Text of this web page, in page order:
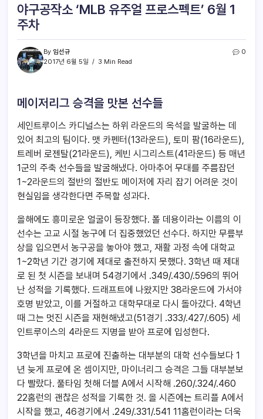
야구공작소 ‘MLB 유주얼 프로스펙트’ 6월 1
주차
By 임선규
2017년 6월 5일
3 Min Read
0
메이저리그 승격을 맛본 선수들
세인트루이스 카디널스는 하위 라운드의 옥석을 발굴하는 데
있어 최고의 팀이다. 맷 카펜터(13라운드), 토미 팜(16라운드),
트레버 로젠탈(21라운드), 케빈 시그리스트(41라운드) 등 매년
1군의 주축 선수들을 발굴해냈다. 아마추어 무대를 주름잡던
1~2라운드의 절반의 절반도 메이저에 자리 잡기 어려운 것이
현실임을 생각한다면 주목할 성과다.
올해에도 흥미로운 얼굴이 등장했다. 폴 데용이라는 이름의 이
선수는 고교 시절 농구에 더 집중했었던 선수다. 하지만 무릎부
상을 입으면서 농구공을 놓아야 했고, 재활 과정 속에 대학교
1~2학년 기간 경기에 제대로 출전하지 못했다. 3학년 때 제대
로 된 첫 시즌을 보내며 54경기에서 .349/.430/.596의 뛰어
난 성적을 기록했다. 드래프트에 나왔지만 38라운드에 가서야
호명 받았고, 이를 거절하고 대학무대로 다시 돌아갔다. 4학년
때 그는 멋진 시즌을 재현해냈고(51경기 .333/.427/.605) 세
인트루이스의 4라운드 지명을 받아 프로에 입성한다.
3학년을 마치고 프로에 진출하는 대부분의 대학 선수들보다 1
년 늦게 프로에 온 셈이지만, 마이너리그 승격은 그들 대부분보
다 빨랐다. 풀타임 첫해 더블 A에서 시작해 .260/.324/.460
22홈런의 괜찮은 성적을 기록한 것. 올 시즌에는 트리플 A에서
시작을 했고, 46경기에서 .249/.331/.541 11홈런이라는 더욱